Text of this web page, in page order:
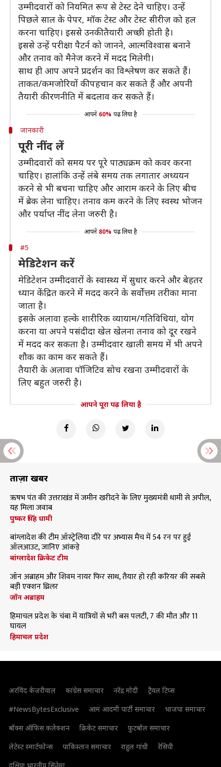
उम्मीदवारों को नियमित रूप से टेस्ट देने चाहिए। उन्हें
पिछले साल के पेपर, मॉक टेस्ट और टेस्ट सीरीज़ को हल
करना चाहिए। इससे उनकी तैयारी अच्छी होती है।
इससे उन्हें परीक्षा पैटर्न को जानने, आत्मविश्वास बनाने
और तनाव को मैनेज करने में मदद मिलेगी।
साथ ही आप अपने प्रदर्शन का विश्लेषण कर सकते हैं।
ताकत/कमजोरियों की पहचान कर सकते हैं और अपनी
तैयारी की रणनीति में बदलाव कर सकते हैं।
आपने 60% पढ़ लिया है
जानकारी
पूरी नींद लें
उम्मीदवारों को समय पर पूरे पाठ्यक्रम को कवर करना
चाहिए। हालांकि उन्हें लंबे समय तक लगातार अध्ययन
करने से भी बचना चाहिए और आराम करने के लिए बीच
में ब्रेक लेना चाहिए। तनाव कम करने के लिए स्वस्थ भोजन
और पर्याप्त नींद लेना जरुरी है।
आपने 80% पढ़ लिया है
#5
मेडिटेशन करें
मेडिटेशन उम्मीदवारों के स्वास्थ्य में सुधार करने और बेहतर
ध्यान केंद्रित करने में मदद करने के सर्वोत्तम तरीका माना
जाता है।
इसके अलावा हल्के शारीरिक व्यायाम/गतिविधियां, योग
करना या अपने पसंदीदा खेल खेलना तनाव को दूर रखने
में मदद कर सकता है। उम्मीदवार खाली समय में भी अपने
शौक का काम कर सकते हैं।
तैयारी के अलावा पॉजिटिव सोच रखना उम्मीदवारों के
लिए बहुत जरुरी है।
आपने पूरा पढ़ लिया है
ताज़ा खबरें
ऋषभ पंत की उत्तराखंड में जमीन खरीदने के लिए मुख्यमंत्री धामी से अपील,
यह मिला जवाब
पुष्कर सिंह धामी
बांग्लादेश की टीम ऑस्ट्रेलिया दौरे पर अभ्यास मैच में 54 रन पर हुई
ऑलआउट, जानिए आंकड़े
बांग्लादेश क्रिकेट टीम
जॉन अब्राहम और शिवम नायर फिर साथ, तैयार हो रही करियर की सबसे
बड़ी एक्शन थ्रिलर
जॉन अब्राहम
हिमाचल प्रदेश के चंबा में यात्रियों से भरी बस पलटी, 7 की मौत और 11
घायल
हिमाचल प्रदेश
अरविंद केजरीवाल कांग्रेस समाचार नरेंद्र मोदी
ट्रैवल टिप्स
#NewsBytesExclusive
आम आदमी पार्टी समाचार
भाजपा समाचार
बॉक्स ऑफिस कलेक्शन
क्रिकेट समाचार
फुटबॉल समाचार
लेटेस्ट स्मार्टफोन्स
पाकिस्तान समाचार राहुल गांधी
रेसिपी